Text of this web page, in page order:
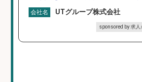
会社名 UTグループ株式会社
sponsored by 求人